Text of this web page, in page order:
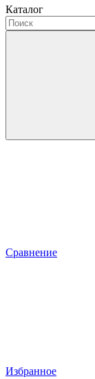
Каталог
Сравнение
Избранное